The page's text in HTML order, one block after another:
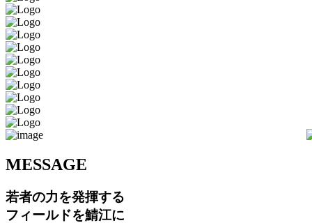
MESSAGE
若者の力を発揮する
フィールドを鯖江に